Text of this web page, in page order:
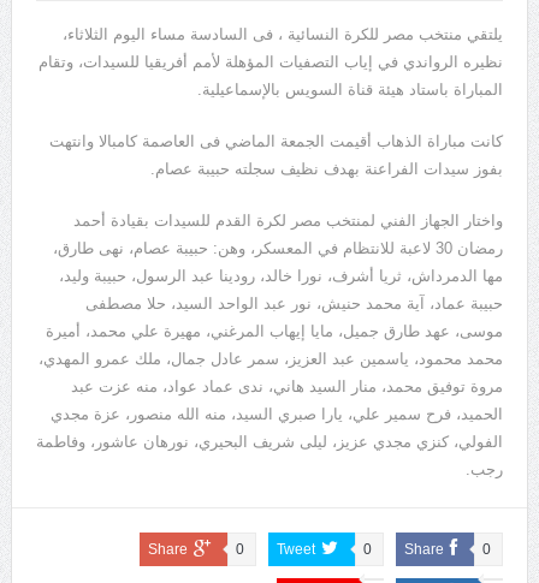
يلتقي منتخب مصر للكرة النسائية ، فى السادسة مساء اليوم الثلاثاء،
نظيره الرواندي في إياب التصفيات المؤهلة لأمم أفريقيا للسيدات، وتقام
المباراة باستاد هيئة قناة السويس بالإسماعيلية.
كانت مباراة الذهاب أقيمت الجمعة الماضي فى العاصمة كامبالا وانتهت
بفوز سيدات الفراعنة بهدف نظيف سجلته حبيبة عصام.
واختار الجهاز الفني لمنتخب مصر لكرة القدم للسيدات بقيادة أحمد
رمضان 30 لاعبة للانتظام في المعسكر، وهن: حبيبة عصام، نهى طارق،
مها الدمرداش، ثريا أشرف، نورا خالد، رودينا عبد الرسول، حبيبة وليد،
حبيبة عماد، آية محمد حنيش، نور عبد الواحد السيد، حلا مصطفى
موسى، عهد طارق جميل، مايا إيهاب المرغني، مهيرة علي محمد، أميرة
محمد محمود، ياسمين عبد العزيز، سمر عادل جمال، ملك عمرو المهدي،
مروة توفيق محمد، منار السيد هاني، ندى عماد عواد، منه عزت عبد
الحميد، فرح سمير علي، يارا صبري السيد، منه الله منصور، عزة مجدي
الفولي، كنزي مجدي عزيز، ليلى شريف البحيري، نورهان عاشور، وفاطمة
رجب.
Share 0
Tweet 0
Share 0